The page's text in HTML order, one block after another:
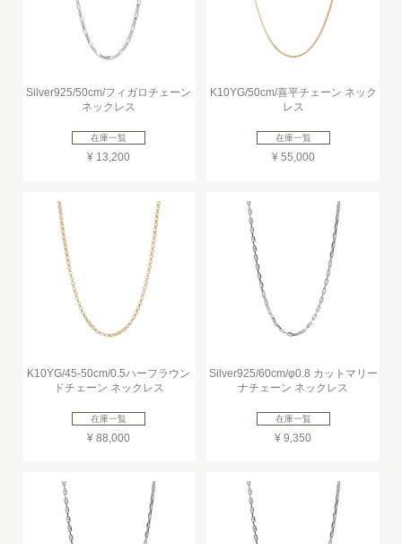
Silver925/50cm/フィガロチェーン
ネックレス
在庫一覧
¥ 13,200
K10YG/50cm/喜平チェーン ネック
レス
在庫一覧
¥ 55,000
K10YG/45-50cm/0.5ハーフラウン
ドチェーン ネックレス
在庫一覧
¥ 88,000
Silver925/60cm/φ0.8 カットマリー
ナチェーン ネックレス
在庫一覧
¥ 9,350